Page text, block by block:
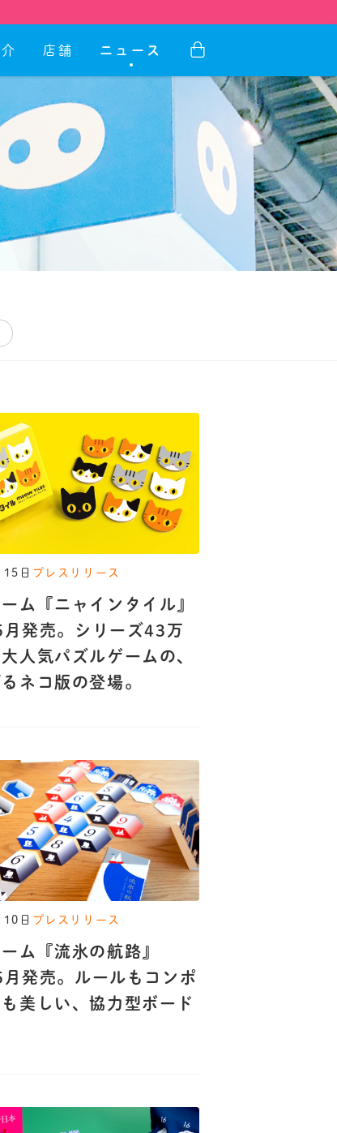
店舗 ニュース
日 プレスリリース
ム『ニャインタイル』
発売。シリーズ43万
人気パズルゲームの、
ネコ版の登場。
日 プレスリリース
ム『流氷の航路』
発売。ルールもコンポ
美しい、協力型ボード